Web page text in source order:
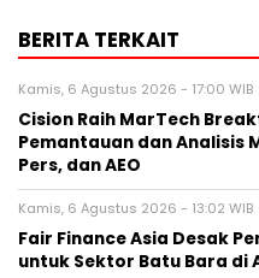
BERITA TERKAIT
Kamis, 6 Agustus 2026 - 17:00 WIB
Cision Raih MarTech
Pemantauan dan Analisis
Pers, dan AEO
Kamis, 6 Agustus 2026 - 13:02 WIB
Fair Finance Asia Desak
untuk Sektor Batu Bara di